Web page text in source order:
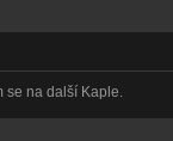
se na další Kaple.